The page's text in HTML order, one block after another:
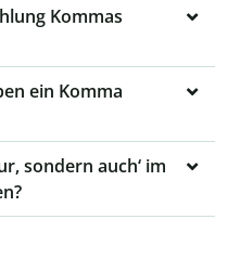
Kommas
ein Komma
sondern auch‘ im